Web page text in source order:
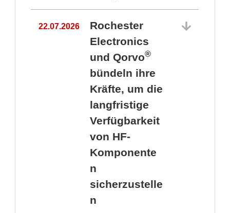
22.07.2026
Rochester
Electronics
und Qorvo®
bündeln ihre
Kräfte, um die
langfristige
Verfügbarkeit
von HF-
Komponente
n
sicherzustelle
n